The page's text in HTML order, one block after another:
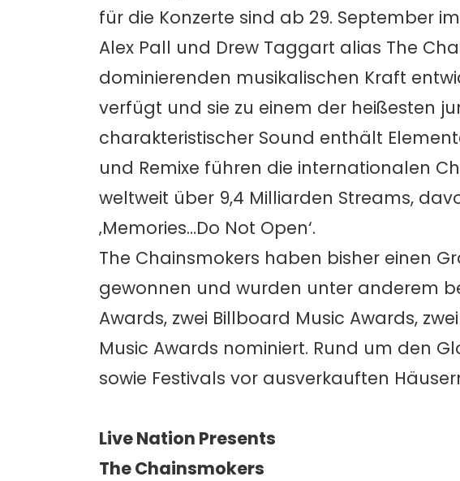
für die Konzerte sind ab 29. September
Alex Pall und Drew Taggart alias The
dominierenden musikalischen Kraft
verfügt und sie zu einem der heißesten
charakteristischer Sound enthält
und Remixe führen die internationalen
weltweit über 9,4 Milliarden Streams,
‚Memories…Do Not Open‘.
The Chainsmokers haben bisher einen
gewonnen und wurden unter anderem
Awards, zwei Billboard Music Awards,
Music Awards nominiert. Rund um den
sowie Festivals vor ausverkauften
Live Nation Presents
The Chainsmokers